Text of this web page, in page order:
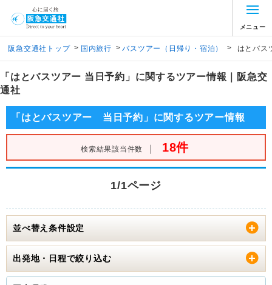
メニュー
阪急交通社トップ > 国内旅行 > バスツアー（日帰り・宿泊） > はとバ
「はとバスツアー 当日予約」に関するツアー情報｜阪急交
通社
「はとバスツアー 当日予約」に関するツアー情報
検索結果該当件数 ｜ 18件
1/1ページ
並べ替え条件設定
出発地・日程で絞り込む